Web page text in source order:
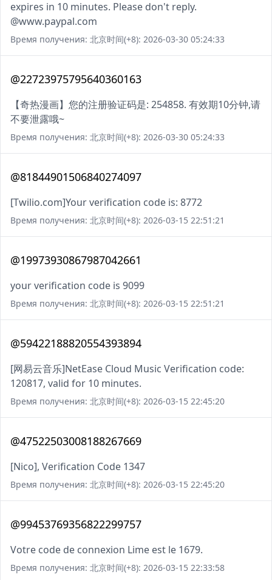
expires in 10 minutes. Please don't reply.
@www.paypal.com
Время получения: 北京时间(+8): 2026-03-30 05:24:33
@22723975795640360163
【奇热漫画】您的注册验证码是: 254858. 有效期10分钟,请
不要泄露哦~
Время получения: 北京时间(+8): 2026-03-30 05:24:33
@81844901506840274097
[Twilio.com]Your verification code is: 8772
Время получения: 北京时间(+8): 2026-03-15 22:51:21
@19973930867987042661
your verification code is 9099
Время получения: 北京时间(+8): 2026-03-15 22:51:21
@59422188820554393894
[网易云音乐]NetEase Cloud Music Verification code:
120817, valid for 10 minutes.
Время получения: 北京时间(+8): 2026-03-15 22:45:20
@47522503008188267669
[Nico], Verification Code 1347
Время получения: 北京时间(+8): 2026-03-15 22:45:20
@99453769356822299757
Votre code de connexion Lime est le 1679.
Время получения: 北京时间(+8): 2026-03-15 22:33:58